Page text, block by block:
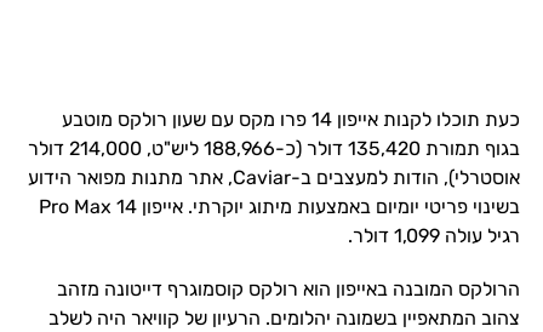
כעת תוכלו לקנות אייפון 14 פרו מקס עם שעון רולקס מוטבע
בגוף תמורת 135,420 דולר (כ-188,966 ליש"ט, 214,000 דולר
אוסטרלי), הודות למעצבים ב-Caviar, אתר מתנות מפואר הידוע
בשינוי פריטי יומיום באמצעות מיתוג יוקרתי. אייפון 14 Pro Max
רגיל עולה 1,099 דולר.
הרולקס המובנה באייפון הוא רולקס קוסמוגרף דייטונה מזהב
צהוב המתאפיין בשמונה יהלומים. הרעיון של קוויאר היה לשלב